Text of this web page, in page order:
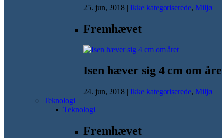
25. jun, 2018 | Ikke kategoriserede, Miljø |
Fremhævet
Isen hæver sig 4 cm om
24. jun, 2018 | Ikke kategoriserede, Miljø |
Teknologi
Teknologi
Fremhævet